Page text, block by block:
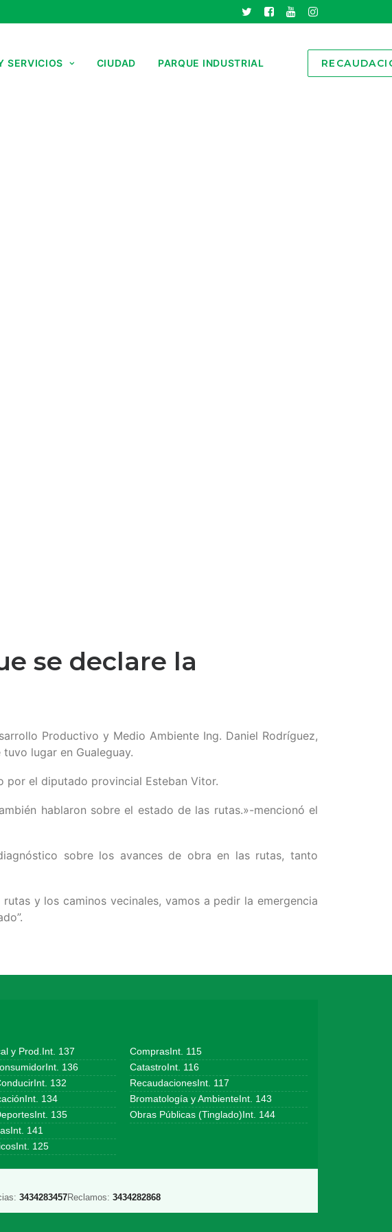
SERVICIOS CIUDAD PARQUE INDUSTRIAL
se declare la
Productivo y Medio Ambiente Ing. Daniel Rodríguez,
lugar en Gualeguay.
por el diputado provincial Esteban Vitor.
hablaron sobre el estado de las rutas.»-mencionó el
sobre los avances de obra en las rutas, tanto
y los caminos vecinales, vamos a pedir la emergencia
y Prod.Int. 137
136
132
134
135
141
125
ComprasInt. 115
CatastroInt. 116
RecaudacionesInt. 117
Bromatología y AmbienteInt. 143
Obras Públicas (Tinglado)Int. 144
3434283457Reclamos: 3434282868